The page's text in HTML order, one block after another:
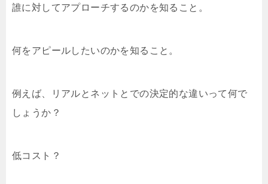
誰に対してアプローチするのかを知ること。
何をアピールしたいのかを知ること。
例えば、リアルとネットとでの決定的な違いって何で
しょうか？
低コスト？